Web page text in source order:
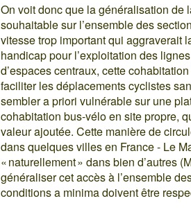
On voit donc que la généralisation de
souhaitable sur l’ensemble des
vitesse trop important qui aggraverait
handicap pour l’exploitation des
d’espaces centraux, cette
faciliter les déplacements cyclistes
sembler a priori vulnérable sur une
cohabitation bus-vélo en site propre,
valeur ajoutée. Cette manière de
dans quelques villes en France - Le
« naturellement » dans bien d’autres
généraliser cet accès à l’ensemble
conditions a minima doivent être